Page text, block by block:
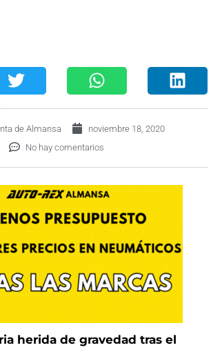
de Almansa
noviembre 18, 2020
No hay comentarios
herida de gravedad tras el